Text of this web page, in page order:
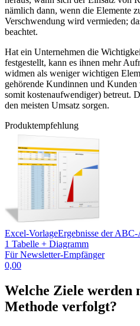
nämlich dann, wenn die Elemente
Verschwendung wird vermieden;
beachtet.
Hat ein Unternehmen die
festgestellt, kann es ihnen mehr
widmen als weniger wichtigen
gehörende Kundinnen und
somit kostenaufwendiger) betreut.
den meisten Umsatz sorgen.
Produktempfehlung
Excel-VorlageErgebnisse der
1 Tabelle + Diagramm
Für Newsletter-Empfänger
0,00
Welche Ziele werden
Methode verfolgt?